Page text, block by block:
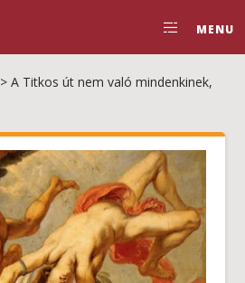
MENU
>A Titkos út nem való mindenkinek,